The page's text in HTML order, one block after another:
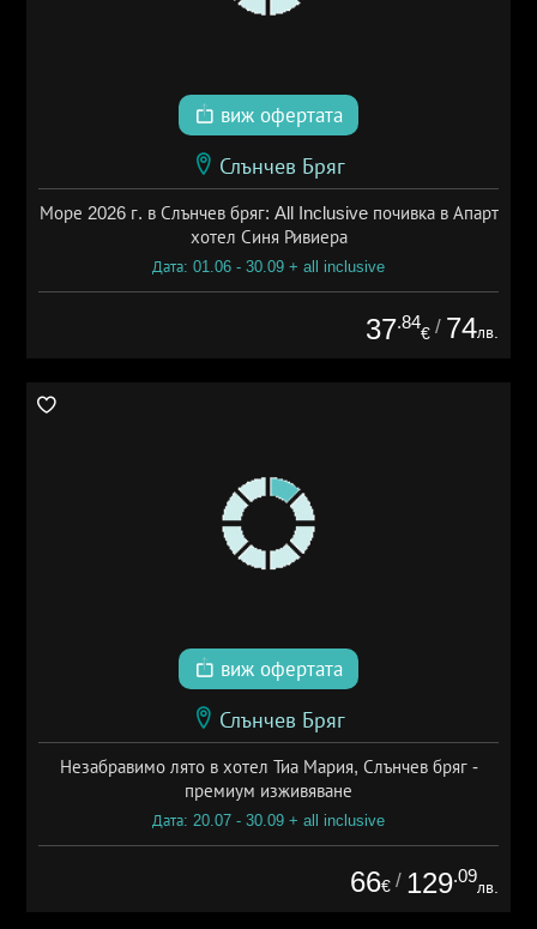
виж офертата
Слънчев Бряг
Море 2026 г. в Слънчев бряг: All Inclusive почивка в Апарт
хотел Синя Ривиера
Дата: 01.06 - 30.09 + all inclusive
37.84
€ / 74лв.
виж офертата
Слънчев Бряг
Незабравимо лято в хотел Тиа Мария, Слънчев бряг -
премиум изживяване
Дата: 20.07 - 30.09 + all inclusive
66€ / 129.09
лв.